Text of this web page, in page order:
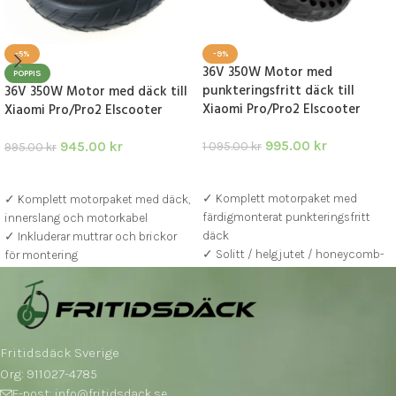
-5%
POPPIS
36V 350W Motor med däck till
Xiaomi Pro/Pro2 Elscooter
995.00kr 945.00 kr
✓ Komplett motorpaket med däck,
innerslang och motorkabel
✓ Inkluderar muttrar och brickor
för montering
✓ 350W motor – kraftfull, tyst och
pålitlig
-9%
36V 350W Motor med
punkteringsfritt däck till
Xiaomi Pro/Pro2 Elscooter
1 095.00kr 995.00 kr
✓ Komplett motorpaket med
färdigmonterat punkteringsfritt
däck
✓ Solitt / helgjutet / honeycomb-
✓ 350W motor – stark, tyst och
Fritidsdäck Sverige
Org: 911027-4785